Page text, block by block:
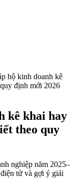
hộ kinh doanh kê
định mới 2026
kê khai hay
theo quy
nghiệp năm 2025–
tử và gợi ý giải